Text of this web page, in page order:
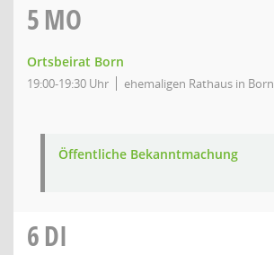
5MO
Ortsbeirat Born
19:00-19:30 Uhr ehemaligen Rathaus in Born
Öffentliche Bekanntmachung
6DI